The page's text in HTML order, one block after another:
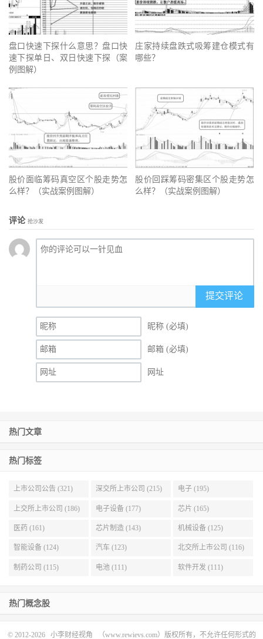
盘口快速下探什么意思？盘口快
速下探单日、双日快速下探（案
例图解）
庄家持续盘跌式吸筹建仓模式有
哪些？
股价面临筹码真空区个股走势怎
么样？（实战案例图解）
股价回踩筹码密集区个股走势怎
么样？（实战案例图解）
评论 抢沙发
提交评论
昵称 (必填)
邮箱 (必填)
网址
热门文章
热门标签
上市公司公告 (321) 深交所上市公司 (215) 电子 (195)
上交所上市公司 (186) 电子设备 (177) 芯片 (165)
医药 (161) 芯片制造 (143) 机械设备 (125)
智能设备 (124) 汽车 (123) 北交所上市公司 (116)
制药公司 (115) 电池 (111) 软件开发 (111)
热门概念股
© 2012-2026 小李财经视角 （www.rewievs.com）版权所有，不允许任何形式的